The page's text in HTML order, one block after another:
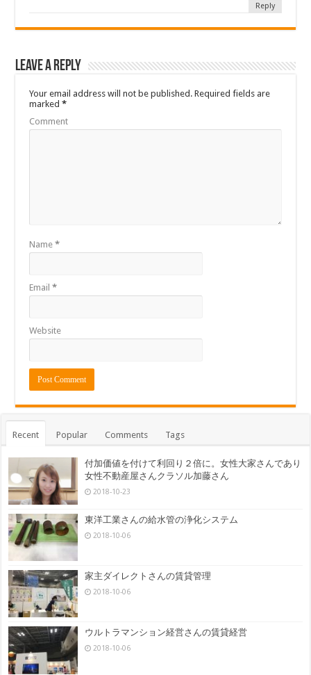
Reply
Leave a Reply
Your email address will not be published. Required fields are
marked*
Comment
Name*
Email*
Website
Recent Popular Comments Tags
付加価値を付けて利回り２倍に。女性大家さんであり
女性不動産屋さんクラソル加藤さん
2018-10-23
東洋工業さんの給水管の浄化システム
2018-10-06
家主ダイレクトさんの賃貸管理
2018-10-06
ウルトラマンション経営さんの賃貸経営
2018-10-06